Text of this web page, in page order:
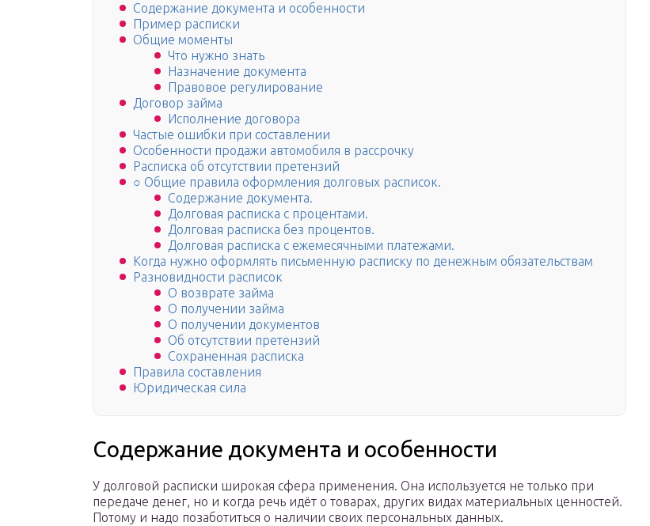
Содержание документа и особенности
Пример расписки
Общие моменты
Что нужно знать
Назначение документа
Правовое регулирование
Договор займа
Исполнение договора
Частые ошибки при составлении
Особенности продажи автомобиля в рассрочку
Расписка об отсутствии претензий
○ Общие правила оформления долговых расписок.
Содержание документа.
Долговая расписка с процентами.
Долговая расписка без процентов.
Долговая расписка с ежемесячными платежами.
Когда нужно оформлять письменную расписку по денежным обязательствам
Разновидности расписок
О возврате займа
О получении займа
О получении документов
Об отсутствии претензий
Сохраненная расписка
Правила составления
Юридическая сила
Содержание документа и особенности
У долговой расписки широкая сфера применения. Она используется не только при
передаче денег, но и когда речь идёт о товарах, других видах материальных ценностей.
Потому и надо позаботиться о наличии своих персональных данных.